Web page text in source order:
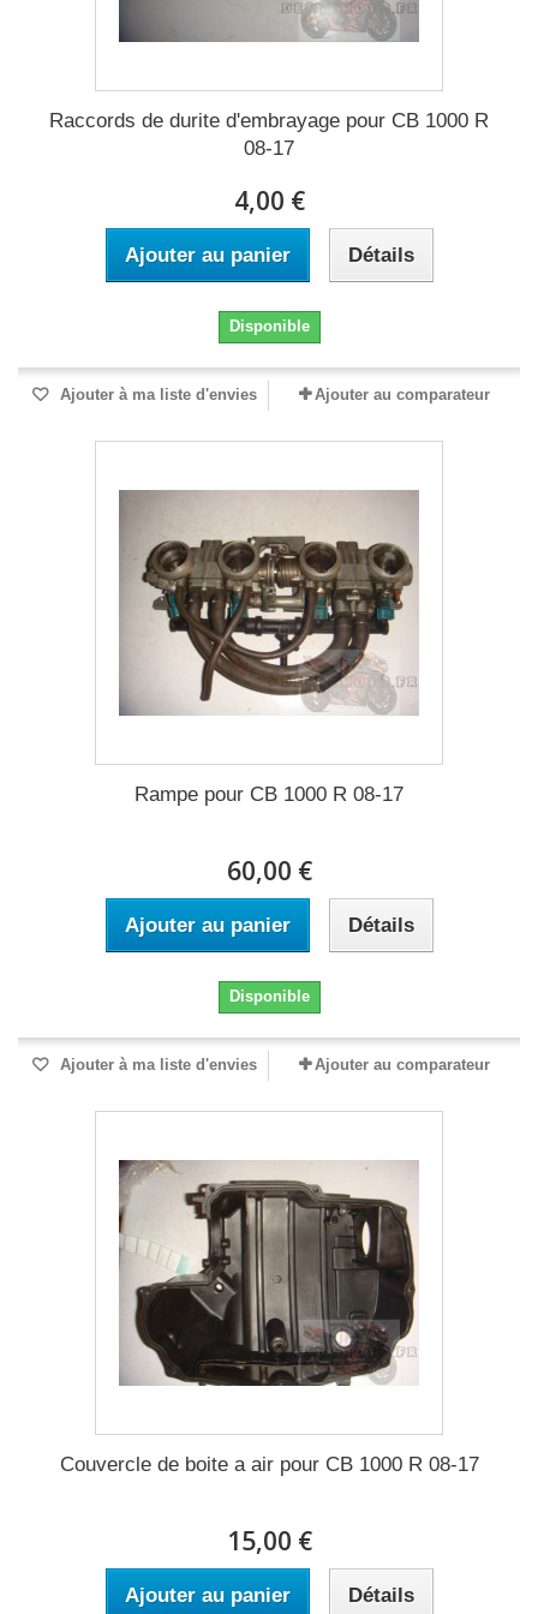
Raccords de durite d'embrayage pour CB 1000 R
08-17
4,00 €
Ajouter au panier Détails
Disponible
Ajouter à ma liste d'envies Ajouter au comparateur
Rampe pour CB 1000 R 08-17
60,00 €
Ajouter au panier Détails
Disponible
Ajouter à ma liste d'envies Ajouter au comparateur
Couvercle de boite a air pour CB 1000 R 08-17
15,00 €
Ajouter au panier Détails